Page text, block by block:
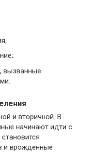
вызванные
и вторичной. В
начинают идти с
и врожденные